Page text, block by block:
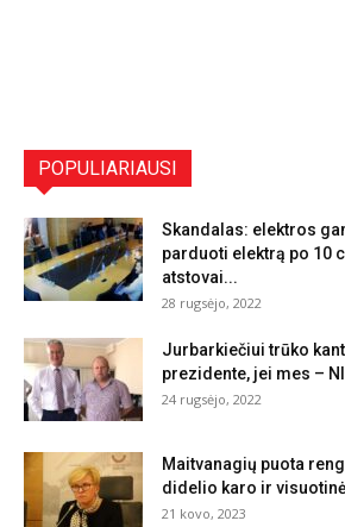
POPULIARIAUSI
Skandalas: elektros
parduoti elektrą po 10
atstovai...
28 rugsėjo, 2022
Jurbarkiečiui trūko
prezidente, jei mes –
24 rugsėjo, 2022
Maitvanagių puota
didelio karo ir
21 kovo, 2023